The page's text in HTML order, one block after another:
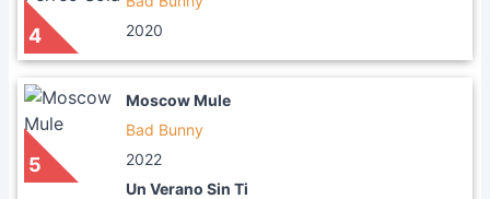
4
2020
5
Moscow Mule
Bad Bunny
2022
Un Verano Sin Ti